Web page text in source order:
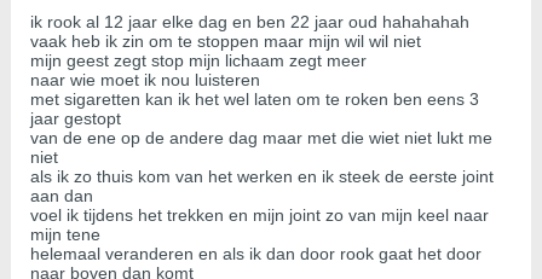
ik rook al 12 jaar elke dag en ben 22 jaar oud hahahahah
vaak heb ik zin om te stoppen maar mijn wil wil niet
mijn geest zegt stop mijn lichaam zegt meer
naar wie moet ik nou luisteren
met sigaretten kan ik het wel laten om te roken ben eens 3
jaar gestopt
van de ene op de andere dag maar met die wiet niet lukt me
niet
als ik zo thuis kom van het werken en ik steek de eerste joint
aan dan
voel ik tijdens het trekken en mijn joint zo van mijn keel naar
mijn tene
helemaal veranderen en als ik dan door rook gaat het door
naar boven dan komt